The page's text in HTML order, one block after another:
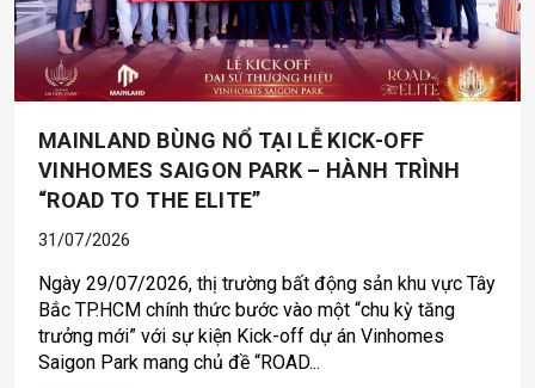
MAINLAND BÙNG NỔ TẠI LỄ KICK-OFF
VINHOMES SAIGON PARK – HÀNH TRÌNH
“ROAD TO THE ELITE”
31/07/2026
Ngày 29/07/2026, thị trường bất động sản khu vực Tây
Bắc TP.HCM chính thức bước vào một “chu kỳ tăng
trưởng mới” với sự kiện Kick-off dự án Vinhomes
Saigon Park mang chủ đề “ROAD...